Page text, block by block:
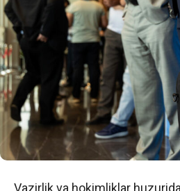
Vazirlik va hokimliklar